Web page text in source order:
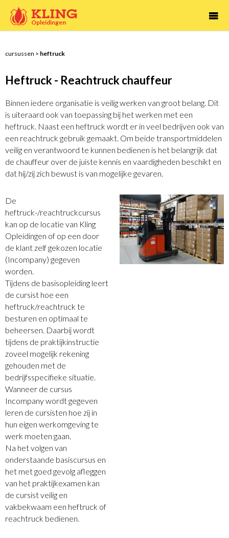
Opleidingen

cursussen > heftruck
Heftruck - Reachtruck chauffeur
Binnen iedere organisatie is veilig werken van groot belang. Dit
is uiteraard ook van toepassing bij het werken met een
heftruck. Naast een heftruck wordt er in veel bedrijven ook van
een reachtruck gebruik gemaakt. Om beide transportmiddelen
veilig en verantwoord te kunnen bedienen is het belangrijk dat
de chauffeur over de juiste kennis en vaardigheden beschikt en
dat hij/zij zich bewust is van mogelijke gevaren.
De
heftruck-/reachtruckcursus
kan op de locatie van Kling
Opleidingen of op een door
de klant zelf gekozen locatie
(Incompany) gegeven
worden.
Tijdens de basisopleiding leert
de cursist hoe een
heftruck/reachtruck te
besturen en optimaal te
beheersen. Daarbij wordt
tijdens de praktijkinstructie
zoveel mogelijk rekening
gehouden met de
bedrijfsspecifieke situatie.
Wanneer de cursus
Incompany wordt gegeven
leren de cursisten hoe zij in
hun eigen werkomgeving te
werk moeten gaan.
Na het volgen van
onderstaande basiscursus en
het met goed gevolg afleggen
van het praktijkexamen kan
de cursist veilig en
vakbekwaam een heftruck of
reachtruck bedienen.